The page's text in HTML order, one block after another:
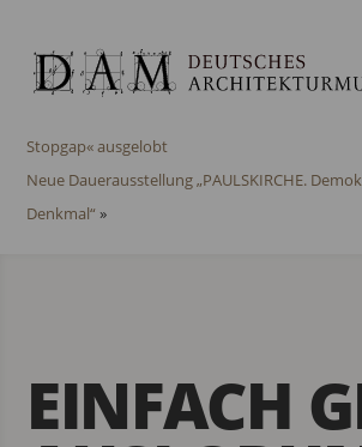
Stopgap« ausgelobt
Neue Dauerausstellung „PAULSKIRCHE.
Denkmal“»
EINFACH